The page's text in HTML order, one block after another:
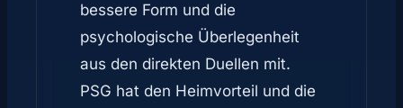
bessere Form und die
psychologische Überlegenheit
aus den direkten Duellen mit.
PSG hat den Heimvorteil und die